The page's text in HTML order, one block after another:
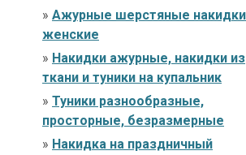
» Ажурные шерстяные накидки
женские
» Накидки ажурные, накидки из
ткани и туники на купальник
» Туники разнообразные,
просторные, безразмерные
» Накидка на праздничный